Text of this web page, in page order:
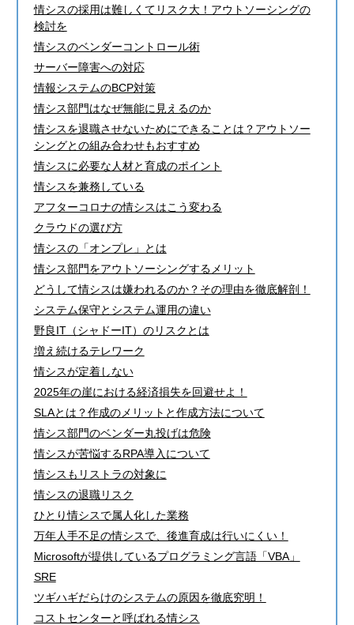
情シスの採用は難しくてリスク大！アウトソーシングの
検討を
情シスのベンダーコントロール術
サーバー障害への対応
情報システムのBCP対策
情シス部門はなぜ無能に見えるのか
情シスを退職させないためにできることは？アウトソー
シングとの組み合わせもおすすめ
情シスに必要な人材と育成のポイント
情シスを兼務している
アフターコロナの情シスはこう変わる
クラウドの選び方
情シスの「オンプレ」とは
情シス部門をアウトソーシングするメリット
どうして情シスは嫌われるのか？その理由を徹底解剖！
システム保守とシステム運用の違い
野良IT（シャドーIT）のリスクとは
増え続けるテレワーク
情シスが定着しない
2025年の崖における経済損失を回避せよ！
SLAとは？作成のメリットと作成方法について
情シス部門のベンダー丸投げは危険
情シスが苦悩するRPA導入について
情シスもリストラの対象に
情シスの退職リスク
ひとり情シスで属人化した業務
万年人手不足の情シスで、後進育成は行いにくい！
Microsoftが提供しているプログラミング言語「VBA」
SRE
ツギハギだらけのシステムの原因を徹底究明！
コストセンターと呼ばれる情シス